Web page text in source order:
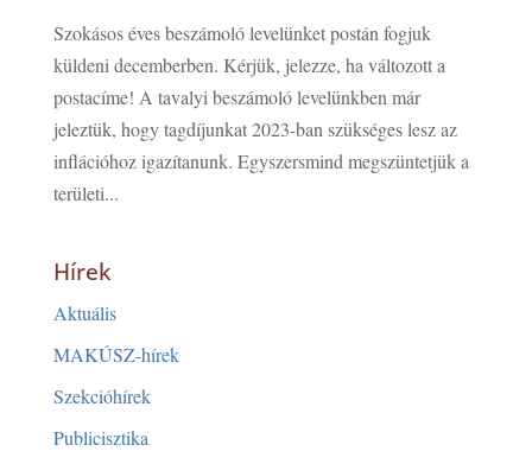
Szokásos éves beszámoló levelünket postán fogjuk
küldeni decemberben. Kérjük, jelezze, ha változott a
postacíme! A tavalyi beszámoló levelünkben már
jeleztük, hogy tagdíjunkat 2023-ban szükséges lesz az
inflációhoz igazítanunk. Egyszersmind megszüntetjük a
területi...
Hírek
Aktuális
MAKÚSZ-hírek
Szekcióhírek
Publicisztika